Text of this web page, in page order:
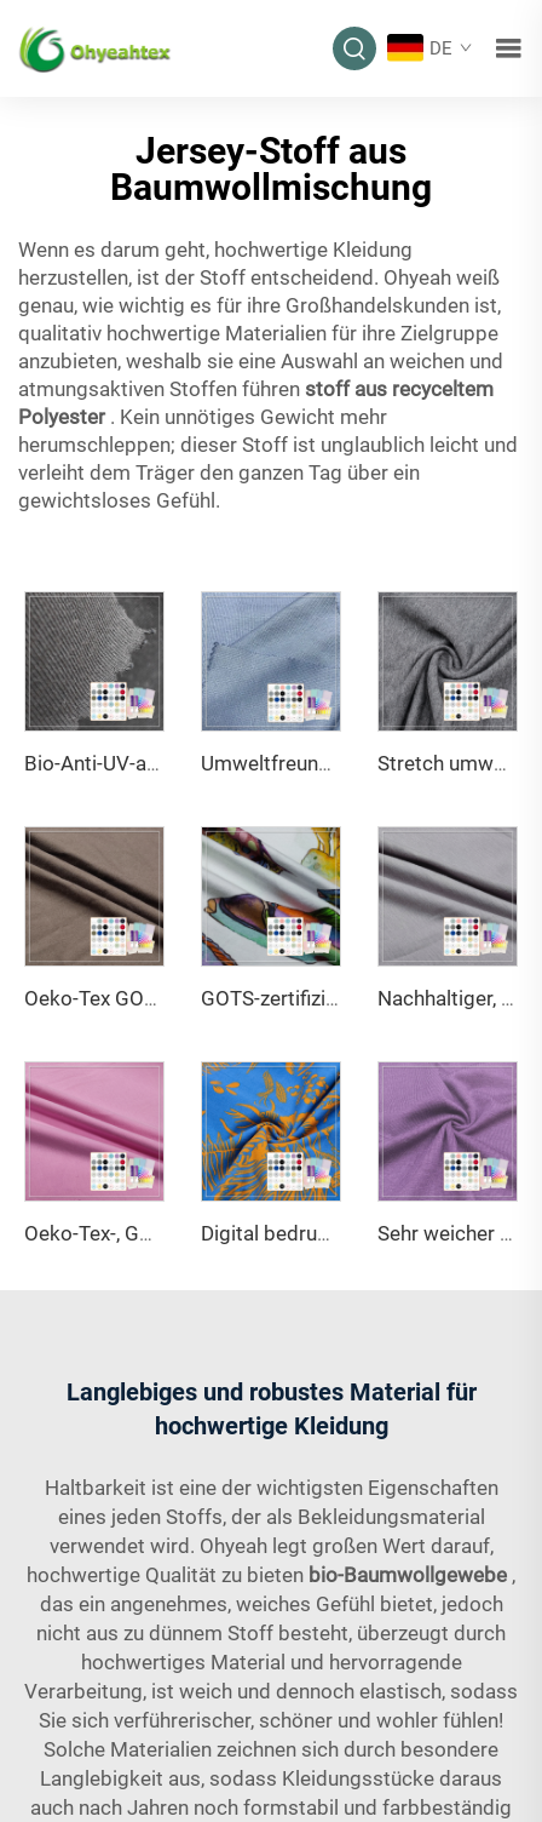
DE
Jersey-Stoff aus
Baumwollmischung
Wenn es darum geht, hochwertige Kleidung
herzustellen, ist der Stoff entscheidend. Ohyeah weiß
genau, wie wichtig es für ihre Großhandelskunden ist,
qualitativ hochwertige Materialien für ihre Zielgruppe
anzubieten, weshalb sie eine Auswahl an weichen und
atmungsaktiven Stoffen führen stoff aus recyceltem
Polyester . Kein unnötiges Gewicht mehr
herumschleppen; dieser Stoff ist unglaublich leicht und
verleiht dem Träger den ganzen Tag über ein
gewichtsloses Gefühl.
Bio-Anti-UV-atmungsaktiver Stretch-Umweltfreundlicher Feuchtigkeits- und Faltenresistenter Aktivsport-Baumwollkühlstoff aus Supima-Baumwolle Umweltfreundliches, anti-geruchshemmendes, dehnbares, glatt gefärbtes Bambus-Bio-Baumwoll-2*2-Rippen-Stretchgewebe aus Spandex für Aktivbekleidung für Mädchen und Jungen Stretch umweltfreundlich antibakteriell schnell trocknendes gestricktes Spandex-Stoffband 69 % Baumwolle 25 % Polyester 6 % Spandex für Baby und Kleinkind
Oeko-Tex GOTS umweltfreundlich elastisch schwerer 340 g/m² 61 % Bambus 27 % Bio-Baumwolle 12 % Spandex-Stoff für Bekleidung GOTS-zertifiziertes, UV-schützendes, umweltfreundliches, atmungsaktives, bedrucktes Jerseygewebe aus 95 % Bio-Baumwolle und 5 % Elasthan, leicht, für Baby- und Kinderbekleidung Nachhaltiger, gestrickter Jersey-Stoff aus 95 % Baumwolle und 5 % Spandex, feuchtigkeitsabsorbierend, atmungsaktiv, leicht, 170 g/m², für Sweatshirts
Oeko-Tex-, GOTS-, umweltfreundlicher, dehnbarer, schwerer 340 g/m²-Bambusstoff mit 61 % Bambus, 27 % Bio-Baumwolle und 12 % Elasthan für Bekleidung Digital bedruckter umweltfreundlicher atmungsaktiver feuchtigkeitsabsorbierender leichter 95 % Bio-Baumwolle 5 % Elasthan French-Terry-Stoff Sehr weicher Single-Jersey-Stoff aus 50 % Bio-Baumwolle und 50 % Aloe-Viskose, feuchtigkeitsabsorbierend, atmungsaktiv, leicht, 148 g/m², für Babyartikel
Langlebiges und robustes Material für
hochwertige Kleidung
Haltbarkeit ist eine der wichtigsten Eigenschaften
eines jeden Stoffs, der als Bekleidungsmaterial
verwendet wird. Ohyeah legt großen Wert darauf,
hochwertige Qualität zu bieten bio-Baumwollgewebe ,
das ein angenehmes, weiches Gefühl bietet, jedoch
nicht aus zu dünnem Stoff besteht, überzeugt durch
hochwertiges Material und hervorragende
Verarbeitung, ist weich und dennoch elastisch, sodass
Sie sich verführerischer, schöner und wohler fühlen!
Solche Materialien zeichnen sich durch besondere
Langlebigkeit aus, sodass Kleidungsstücke daraus
auch nach Jahren noch formstabil und farbbeständig